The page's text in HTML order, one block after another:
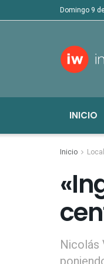
domingo 9
INICIO
Inicio
Nicolás